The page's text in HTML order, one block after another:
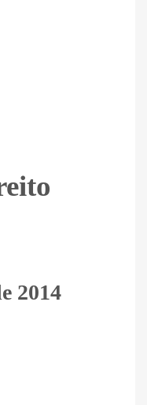
2014